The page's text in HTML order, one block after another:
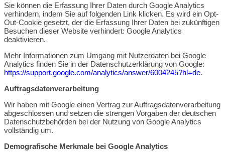
Sie können die Erfassung Ihrer Daten durch Google Analytics
verhindern, indem Sie auf folgenden Link klicken. Es wird ein Opt-
Out-Cookie gesetzt, der die Erfassung Ihrer Daten bei zukünftigen
Besuchen dieser Website verhindert: Google Analytics
deaktivieren.
Mehr Informationen zum Umgang mit Nutzerdaten bei Google
Analytics finden Sie in der Datenschutzerklärung von Google:
https://support.google.com/analytics/answer/6004245?hl=de.
Auftragsdatenverarbeitung
Wir haben mit Google einen Vertrag zur Auftragsdatenverarbeitung
abgeschlossen und setzen die strengen Vorgaben der deutschen
Datenschutzbehörden bei der Nutzung von Google Analytics
vollständig um.
Demografische Merkmale bei Google Analytics